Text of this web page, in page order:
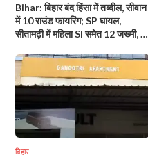
Bihar: बिहार बंद हिंसा में तब्दील, सीवान
में 10 राउंड फायरिंग; SP घायल,
सीतामढ़ी में महिला SI समेत 12 जख्मी, 8
बिहार